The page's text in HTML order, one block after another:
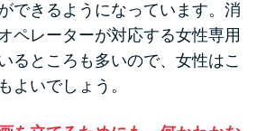
できるようになっています。消
ペレーターが対応する女性専用
るところも多いので、女性はこ
よいでしょう。